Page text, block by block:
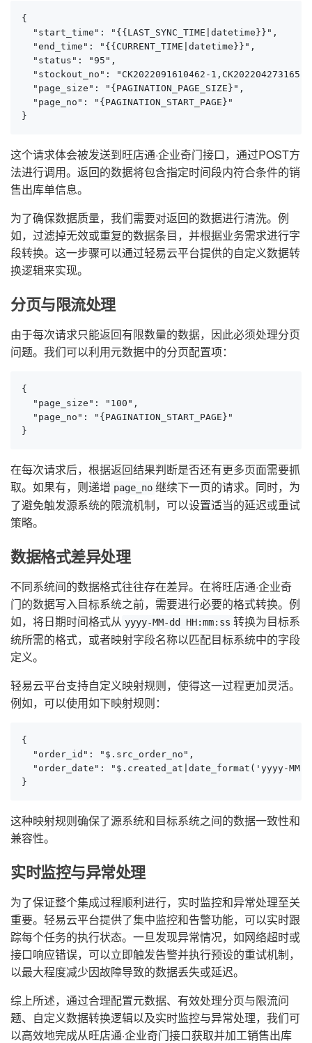
{
  "start_time": "{{LAST_SYNC_TIME|datetime}}",
  "end_time": "{{CURRENT_TIME|datetime}}",
  "status": "95",
"stockout_no": "CK2022091610462-1,CK202204273165-
  "page_size": "{PAGINATION_PAGE_SIZE}",
  "page_no": "{PAGINATION_START_PAGE}"
}
这个请求体会被发送到旺店通·企业奇门接口，通过POST方
法进行调用。返回的数据将包含指定时间段内符合条件的销
售出库单信息。
为了确保数据质量，我们需要对返回的数据进行清洗。例
如，过滤掉无效或重复的数据条目，并根据业务需求进行字
段转换。这一步骤可以通过轻易云平台提供的自定义数据转
换逻辑来实现。
分页与限流处理
由于每次请求只能返回有限数量的数据，因此必须处理分页
问题。我们可以利用元数据中的分页配置项：
{
  "page_size": "100",
  "page_no": "{PAGINATION_START_PAGE}"
}
在每次请求后，根据返回结果判断是否还有更多页面需要抓
取。如果有，则递增 page_no 继续下一页的请求。同时，为
了避免触发源系统的限流机制，可以设置适当的延迟或重试
策略。
数据格式差异处理
不同系统间的数据格式往往存在差异。在将旺店通·企业奇
门的数据写入目标系统之前，需要进行必要的格式转换。例
如，将日期时间格式从 yyyy-MM-dd HH:mm:ss 转换为目标系
统所需的格式，或者映射字段名称以匹配目标系统中的字段
定义。
轻易云平台支持自定义映射规则，使得这一过程更加灵活。
例如，可以使用如下映射规则：
{
  "order_id": "$.src_order_no",
"order_date": "$.created_at|date_format('yyyy-MM-
}
这种映射规则确保了源系统和目标系统之间的数据一致性和
兼容性。
实时监控与异常处理
为了保证整个集成过程顺利进行，实时监控和异常处理至关
重要。轻易云平台提供了集中监控和告警功能，可以实时跟
踪每个任务的执行状态。一旦发现异常情况，如网络超时或
接口响应错误，可以立即触发告警并执行预设的重试机制，
以最大程度减少因故障导致的数据丢失或延迟。
综上所述，通过合理配置元数据、有效处理分页与限流问
题、自定义数据转换逻辑以及实时监控与异常处理，我们可
以高效地完成从旺店通·企业奇门接口获取并加工销售出库